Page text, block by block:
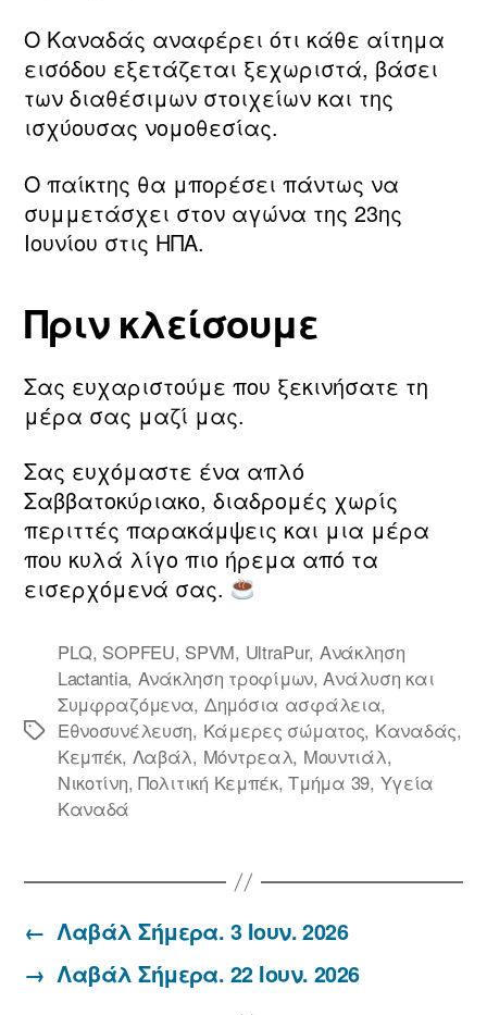
Ο Καναδάς αναφέρει ότι κάθε αίτημα
εισόδου εξετάζεται ξεχωριστά, βάσει
των διαθέσιμων στοιχείων και της
ισχύουσας νομοθεσίας.
Ο παίκτης θα μπορέσει πάντως να
συμμετάσχει στον αγώνα της 23ης
Ιουνίου στις ΗΠΑ.
Πριν κλείσουμε
Σας ευχαριστούμε που ξεκινήσατε τη
μέρα σας μαζί μας.
Σας ευχόμαστε ένα απλό
Σαββατοκύριακο, διαδρομές χωρίς
περιττές παρακάμψεις και μια μέρα
που κυλά λίγο πιο ήρεμα από τα
εισερχόμενά σας.
Ετικέτες
PLQ, SOPFEU, SPVM, UltraPur, Ανάκληση
Lactantia, Ανάκληση τροφίμων,Ανάλυση και
Συμφραζόμενα, Δημόσια ασφάλεια,
Εθνοσυνέλευση, Κάμερες σώματος, Καναδάς,
Κεμπέκ, Λαβάλ, Μόντρεαλ, Μουντιάλ,
Νικοτίνη,Πολιτική Κεμπέκ,Τμήμα 39, Υγεία
Καναδά
← Λαβάλ Σήμερα. 3 Ιουν. 2026
→ Λαβάλ Σήμερα. 22 Ιουν. 2026